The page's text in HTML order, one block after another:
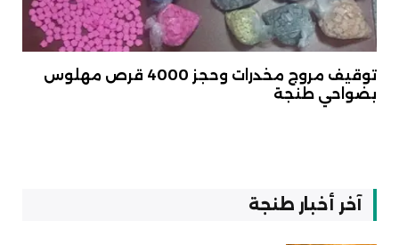
توقيف مروج مخدرات وحجز 4000 قرص مهلوس
بضواحي طنجة
آخر أخبار طنجة